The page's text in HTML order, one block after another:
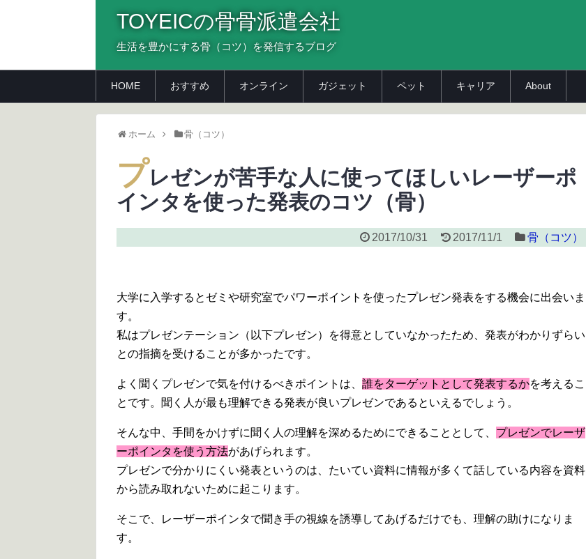
TOYEICの骨骨派遣会社
生活を豊かにする骨（コツ）を発信するブログ
HOME おすすめ オンライン ガジェット ペット キャリア About
ホーム 骨（コツ）
プレゼンが苦手な人に使ってほしいレーザーポ
インタを使った発表のコツ（骨）
2017/10/31 2017/11/1 骨（コツ）
大学に入学するとゼミや研究室でパワーポイントを使ったプレゼン発表をする機会に出会いま
す。
私はプレゼンテーション（以下プレゼン）を得意としていなかったため、発表がわかりずらい
との指摘を受けることが多かったです。
よく聞くプレゼンで気を付けるべきポイントは、 誰をターゲットとして発表するかを考えるこ
とです。聞く人が最も理解できる発表が良いプレゼンであるといえるでしょう。
そんな中、手間をかけずに聞く人の理解を深めるためにできることとして、 プレゼンでレーザ
ーポインタを使う方法があげられます。
プレゼンで分かりにくい発表というのは、たいてい資料に情報が多くて話している内容を資料
から読み取れないために起こります。
そこで、レーザーポインタで聞き手の視線を誘導してあげるだけでも、理解の助けになりま
す。